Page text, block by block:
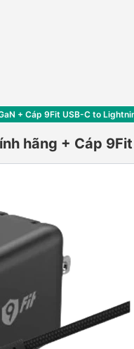
+ Cáp 9Fit USB-C to
hãng + Cáp